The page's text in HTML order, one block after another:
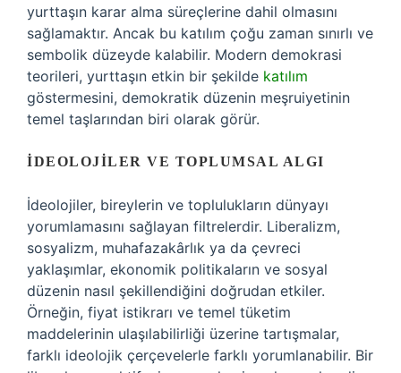
yurttaşın karar alma süreçlerine dahil olmasını
sağlamaktır. Ancak bu katılım çoğu zaman sınırlı ve
sembolik düzeyde kalabilir. Modern demokrasi
teorileri, yurttaşın etkin bir şekilde katılım
göstermesini, demokratik düzenin meşruiyetinin
temel taşlarından biri olarak görür.
İDEOLOJILER VE TOPLUMSAL ALGI
İdeolojiler, bireylerin ve toplulukların dünyayı
yorumlamasını sağlayan filtrelerdir. Liberalizm,
sosyalizm, muhafazakârlık ya da çevreci
yaklaşımlar, ekonomik politikaların ve sosyal
düzenin nasıl şekillendiğini doğrudan etkiler.
Örneğin, fiyat istikrarı ve temel tüketim
maddelerinin ulaşılabilirliği üzerine tartışmalar,
farklı ideolojik çerçevelerle farklı yorumlanabilir. Bir